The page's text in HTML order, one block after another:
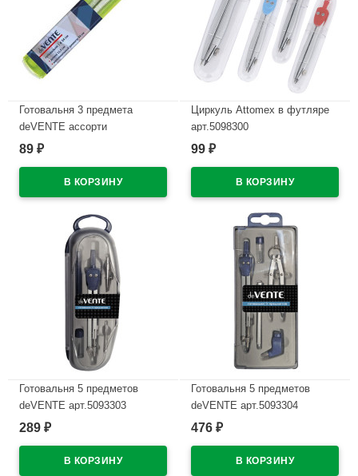
Готовальня 3 предмета
deVENTE ассорти
арт.5093623
89 ₽
Циркуль Attomex в футляре
арт.5098300
В наличии
99 ₽
Готовальня 5 предметов
deVENTE арт.5093303
В наличии
289 ₽
Готовальня 5 предметов
deVENTE арт.5093304
В наличии
476 ₽